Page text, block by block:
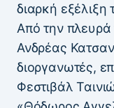
διαρκή εξέλιξη
Από την
Ανδρέας
διοργανωτές,
Φεστιβάλ